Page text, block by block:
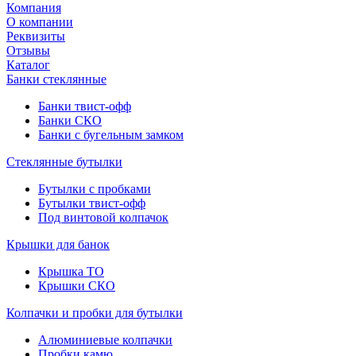
Компания
О компании
Реквизиты
Отзывы
Каталог
Банки стеклянные
Банки твист-офф
Банки СКО
Банки с бугельным замком
Стеклянные бутылки
Бутылки с пробками
Бутылки твист-офф
Под винтовой колпачок
Крышки для банок
Крышка ТО
Крышки СКО
Колпачки и пробки для бутылки
Алюминиевые колпачки